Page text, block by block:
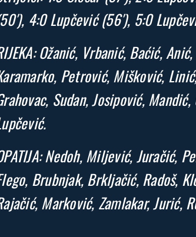
4:0 Lupčević (56′), 5:0
Ožanić, Vrbanić, Baćić,
Petrović, Mišković,
Sudan, Josipović,
Nedoh, Miljević, Juračić,
Brubnjak, Brkljačić, Radoš,
Marković, Zamlakar, Jurić,